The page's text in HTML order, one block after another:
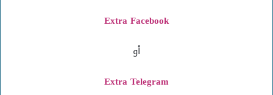
Extra Facebook
أو
Extra Telegram